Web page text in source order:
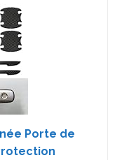
Porte de